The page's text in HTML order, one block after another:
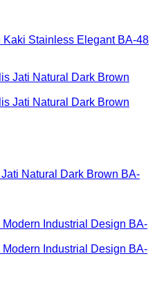
Stainless Elegant BA-48
Natural Dark Brown BA-